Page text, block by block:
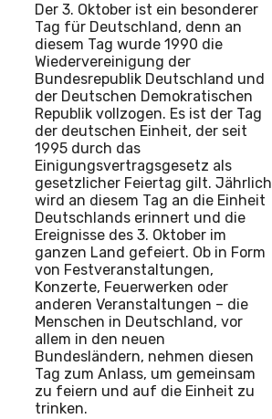
Der 3. Oktober ist ein besonderer
Tag für Deutschland, denn an
diesem Tag wurde 1990 die
Wiedervereinigung der
Bundesrepublik Deutschland und
der Deutschen Demokratischen
Republik vollzogen. Es ist der Tag
der deutschen Einheit, der seit
1995 durch das
Einigungsvertragsgesetz als
gesetzlicher Feiertag gilt. Jährlich
wird an diesem Tag an die Einheit
Deutschlands erinnert und die
Ereignisse des 3. Oktober im
ganzen Land gefeiert. Ob in Form
von Festveranstaltungen,
Konzerte, Feuerwerken oder
anderen Veranstaltungen – die
Menschen in Deutschland, vor
allem in den neuen
Bundesländern, nehmen diesen
Tag zum Anlass, um gemeinsam
zu feiern und auf die Einheit zu
trinken.